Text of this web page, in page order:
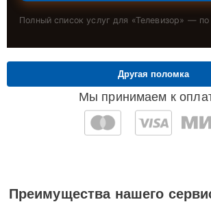
Полный список услуг для «Телевизор» — по
Мы принимаем к
Другая поломка
Преимущества нашего